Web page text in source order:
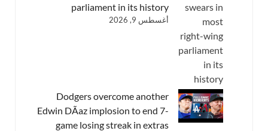
parliament in its history
أغسطس 9, 2026
Dodgers overcome another
Edwin DÃ­az implosion to end 7-
game losing streak in extras